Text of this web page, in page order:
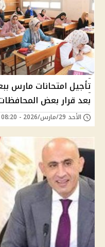
تأجيل امتحانات مارس
بعد قرار بعض
الأحد 29/مارس/2026 - 08:20 ص